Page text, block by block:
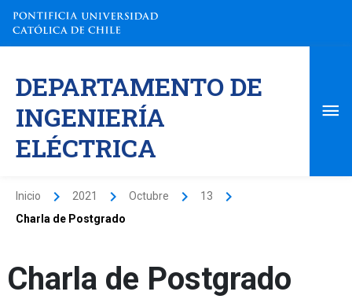
contenido
DEPARTAMENTO DE
INGENIERÍA
ELÉCTRICA
Inicio 2021 Octubre
13
Charla de Postgrado
Charla de Postgrado